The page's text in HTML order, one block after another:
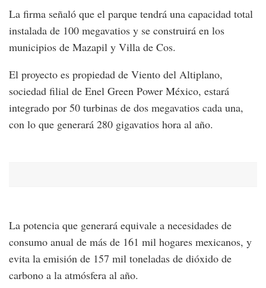
La firma señaló que el parque tendrá una capacidad total
instalada de 100 megavatios y se construirá en los
municipios de Mazapil y Villa de Cos.
El proyecto es propiedad de Viento del Altiplano,
sociedad filial de Enel Green Power México, estará
integrado por 50 turbinas de dos megavatios cada una,
con lo que generará 280 gigavatios hora al año.
La potencia que generará equivale a necesidades de
consumo anual de más de 161 mil hogares mexicanos, y
evita la emisión de 157 mil toneladas de dióxido de
carbono a la atmósfera al año.